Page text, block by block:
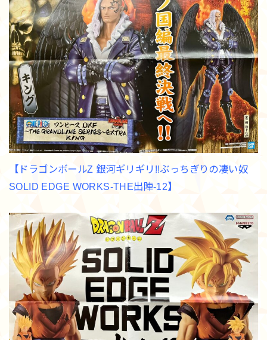
【ドラゴンボールZ 銀河ギリギリ!!ぶっちぎりの凄い奴
SOLID EDGE WORKS-THE出陣-12】